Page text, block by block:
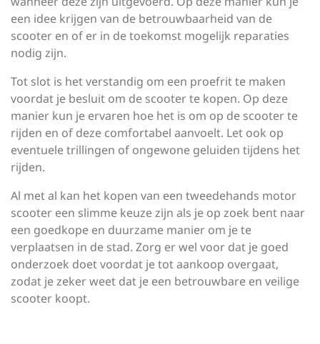
een idee krijgen van de betrouwbaarheid van de
scooter en of er in de toekomst mogelijk reparaties
nodig zijn.
Tot slot is het verstandig om een proefrit te maken
voordat je besluit om de scooter te kopen. Op deze
manier kun je ervaren hoe het is om op de scooter te
rijden en of deze comfortabel aanvoelt. Let ook op
eventuele trillingen of ongewone geluiden tijdens het
rijden.
Al met al kan het kopen van een tweedehands motor
scooter een slimme keuze zijn als je op zoek bent naar
een goedkope en duurzame manier om je te
verplaatsen in de stad. Zorg er wel voor dat je goed
onderzoek doet voordat je tot aankoop overgaat,
zodat je zeker weet dat je een betrouwbare en veilige
scooter koopt.